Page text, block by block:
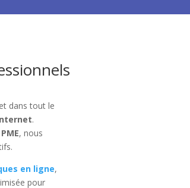
et dans tout le
.
PME, nous
en ligne,
pour